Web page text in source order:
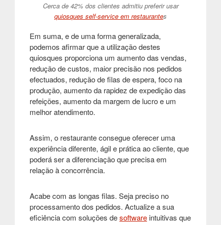
Cerca de 42% dos clientes admitiu preferir usar
quiosques self-service em restaurantes
Em suma, e de uma forma generalizada,
podemos afirmar que a utilização destes
quiosques proporciona um aumento das vendas,
redução de custos, maior precisão nos pedidos
efectuados, redução de filas de espera, foco na
produção, aumento da rapidez de expedição das
refeições, aumento da margem de lucro e um
melhor atendimento.
Assim, o restaurante consegue oferecer uma
experiência diferente, ágil e prática ao cliente, que
poderá ser a diferenciação que precisa em
relação à concorrência.
Acabe com as longas filas. Seja preciso no
processamento dos pedidos. Actualize a sua
eficiência com soluções desoftware intuitivas que